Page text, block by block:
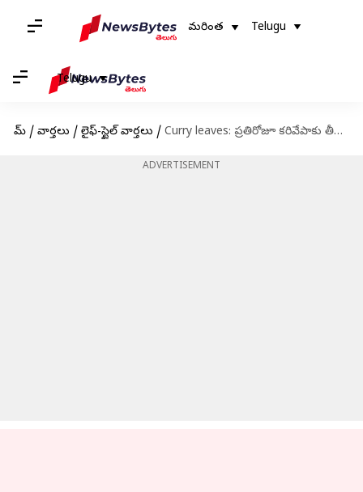
మరింత Telugu
Telugu
హోమ్ / వార్తలు / లైఫ్-స్టైల్ వార్తలు / Curry leaves: ప్రతిరోజూ కరివేపాకు తీసుకుంటే శరీరానికి కలిగే ఆరోగ్య ప్రయోజనాలు ఇవే!
ADVERTISEMENT